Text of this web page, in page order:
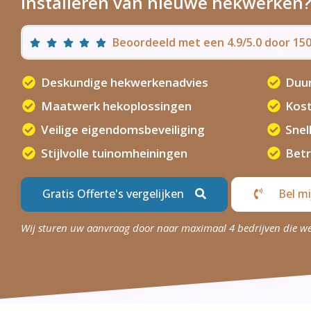
Beoordeeld met een 4.9/5.0 door
Deskundige hekwerkenadvies
Maatwerk hekoplossingen
Veilige eigendomsbeveiliging
Stijlvolle tuinomheiningen
Gratis Offerte's vergelijken Bel
Wij sturen uw aanvraag door naar maximaal 4 bedrijven die